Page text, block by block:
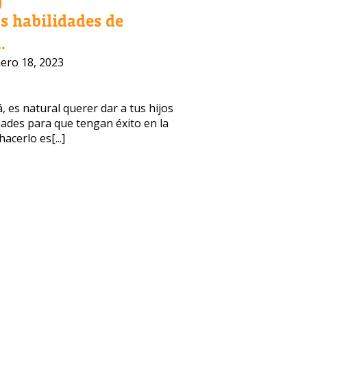
habilidades de
18, 2023
es natural querer dar a tus hijos
para que tengan éxito en la
es[...]